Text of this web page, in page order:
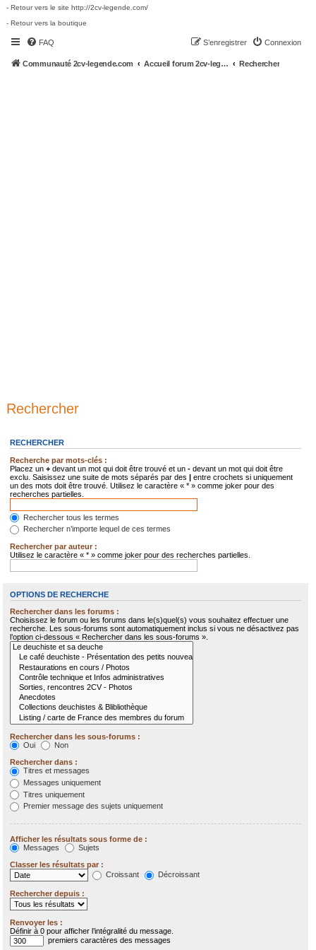
- Retour vers le site http://2cv-legende.com/
- Retour vers la boutique
FAQ Connexion
S’enregistrer
Communauté 2cv-legende.com Accueil forum 2cv-legende.com Rechercher
Rechercher
RECHERCHER
Recherche par mots-clés :
Placez un + devant un mot qui doit être trouvé et un - devant un mot qui doit être
exclu. Saisissez une suite de mots séparés par des | entre crochets si uniquement
un des mots doit être trouvé. Utilisez le caractère « * » comme joker pour des
recherches partielles.
Rechercher tous les termes
Rechercher n’importe lequel de ces termes
Rechercher par auteur :
Utilisez le caractère « * » comme joker pour des recherches partielles.
OPTIONS DE RECHERCHE
Rechercher dans les forums :
Choisissez le forum ou les forums dans le(s)quel(s) vous souhaitez effectuer une
recherche. Les sous-forums sont automatiquement inclus si vous ne désactivez pas
l’option ci-dessous « Rechercher dans les sous-forums ».
Rechercher dans les sous-forums :
Oui
Non
Rechercher dans :
Titres et messages
Messages uniquement
Titres uniquement
Premier message des sujets uniquement
Afficher les résultats sous forme de :
Messages
Sujets
Classer les résultats par :
Croissant
Décroissant
Rechercher depuis :
Renvoyer les :
Définir à 0 pour afficher l’intégralité du message.
premiers caractères des messages